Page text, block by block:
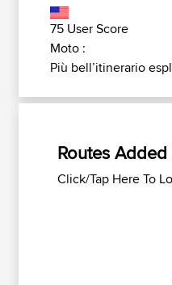
75 User Score
Moto :
Più bell’itinerario
Routes
Click/Tap Here To